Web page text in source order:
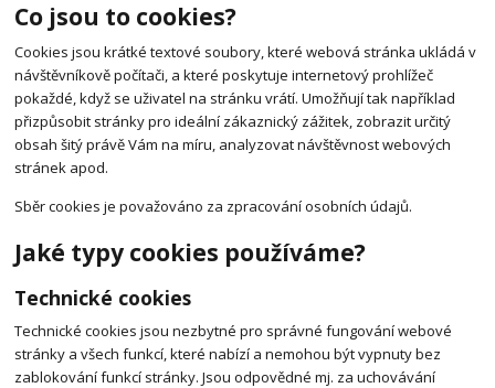
Co jsou to cookies?
Cookies jsou krátké textové soubory, které webová stránka ukládá v
návštěvníkově počítači, a které poskytuje internetový prohlížeč
pokaždé, když se uživatel na stránku vrátí. Umožňují tak například
přizpůsobit stránky pro ideální zákaznický zážitek, zobrazit určitý
obsah šitý právě Vám na míru, analyzovat návštěvnost webových
stránek apod.
Sběr cookies je považováno za zpracování osobních údajů.
Jaké typy cookies používáme?
Technické cookies
Technické cookies jsou nezbytné pro správné fungování webové
stránky a všech funkcí, které nabízí a nemohou být vypnuty bez
zablokování funkcí stránky. Jsou odpovědné mj. za uchovávání